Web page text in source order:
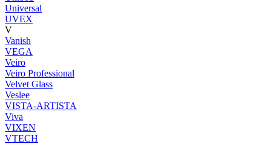
Universal
UVEX
V
Vanish
VEGA
Veiro
Veiro Professional
Velvet Glass
Veslee
VISTA-ARTISTA
Viva
VIXEN
VTECH